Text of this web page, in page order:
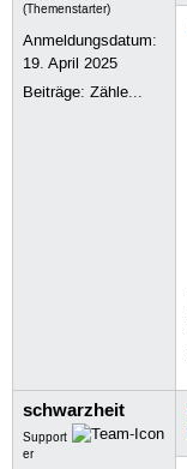
(Themenstarter)
Anmeldungsdatum:
19. April 2025
Beiträge:Zähle...
schwarzheit
Support
er